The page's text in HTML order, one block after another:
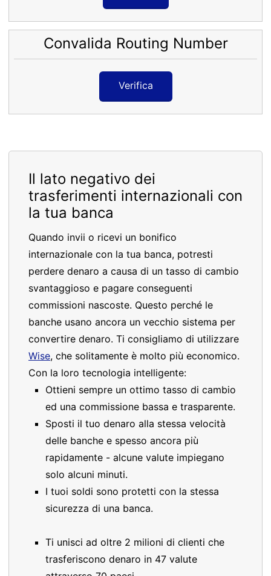
Convalida Routing Number
Verifica
Il lato negativo dei
trasferimenti internazionali con
la tua banca
Quando invii o ricevi un bonifico
internazionale con la tua banca, potresti
perdere denaro a causa di un tasso di cambio
svantaggioso e pagare conseguenti
commissioni nascoste. Questo perché le
banche usano ancora un vecchio sistema per
convertire denaro. Ti consigliamo di utilizzare
Wise, che solitamente è molto più economico.
Con la loro tecnologia intelligente:
Ottieni sempre un ottimo tasso di cambio
ed una commissione bassa e trasparente.
Sposti il tuo denaro alla stessa velocità
delle banche e spesso ancora più
rapidamente - alcune valute impiegano
solo alcuni minuti.
I tuoi soldi sono protetti con la stessa
sicurezza di una banca.
Ti unisci ad oltre 2 milioni di clienti che
trasferiscono denaro in 47 valute